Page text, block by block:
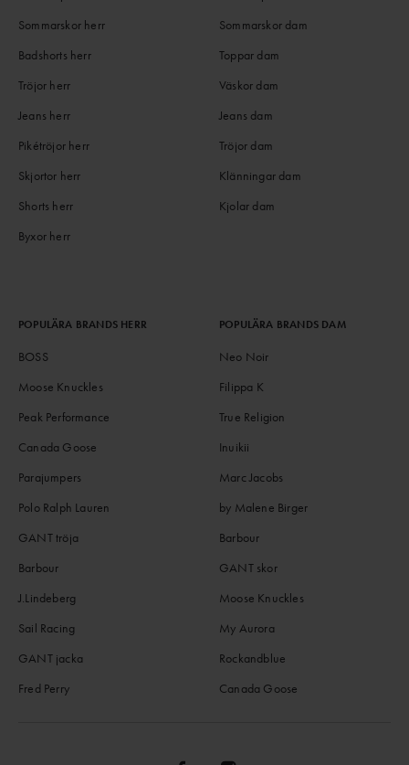
Sommarskor herr
Badshorts herr
Tröjor herr
Jeans herr
Pikétröjor herr
Skjortor herr
Shorts herr
Byxor herr
Sommarskor dam
Toppar dam
Väskor dam
Jeans dam
Tröjor dam
Klänningar dam
Kjolar dam
POPULÄRA BRANDS HERR
BOSS
Moose Knuckles
Peak Performance
Canada Goose
Parajumpers
Polo Ralph Lauren
GANT tröja
Barbour
J.Lindeberg
Sail Racing
GANT jacka
Fred Perry
POPULÄRA BRANDS DAM
Neo Noir
Filippa K
True Religion
Inuikii
Marc Jacobs
by Malene Birger
Barbour
GANT skor
Moose Knuckles
My Aurora
Rockandblue
Canada Goose